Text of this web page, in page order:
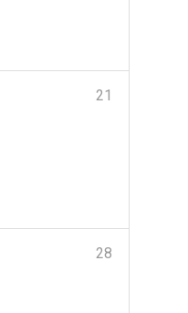
21
28